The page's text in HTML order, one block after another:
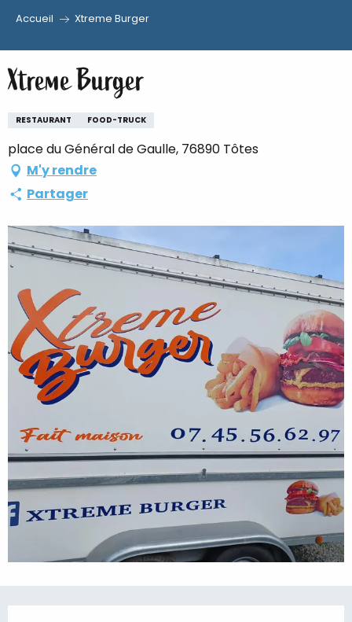
au
contenu
principal
Accueil Xtreme Burger
Xtreme Burger
RESTAURANT FOOD-TRUCK
place du Général de Gaulle, 76890 Tôtes
M'y rendre
Partager